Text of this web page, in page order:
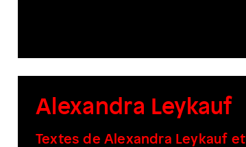
Alexandra Leykauf
Textes de Alexandra Leykauf et